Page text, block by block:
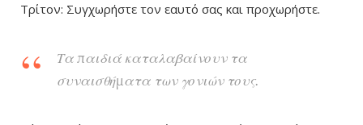
Τρίτον: Συγχωρήστε τον εαυτό σας και προχωρήστε.
Τα παιδιά καταλαβαίνουν τα
συναισθήματα των γονιών τους.